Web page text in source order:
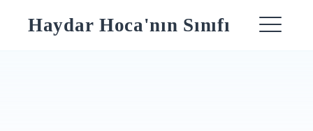
Haydar Hoca'nın Sınıfı